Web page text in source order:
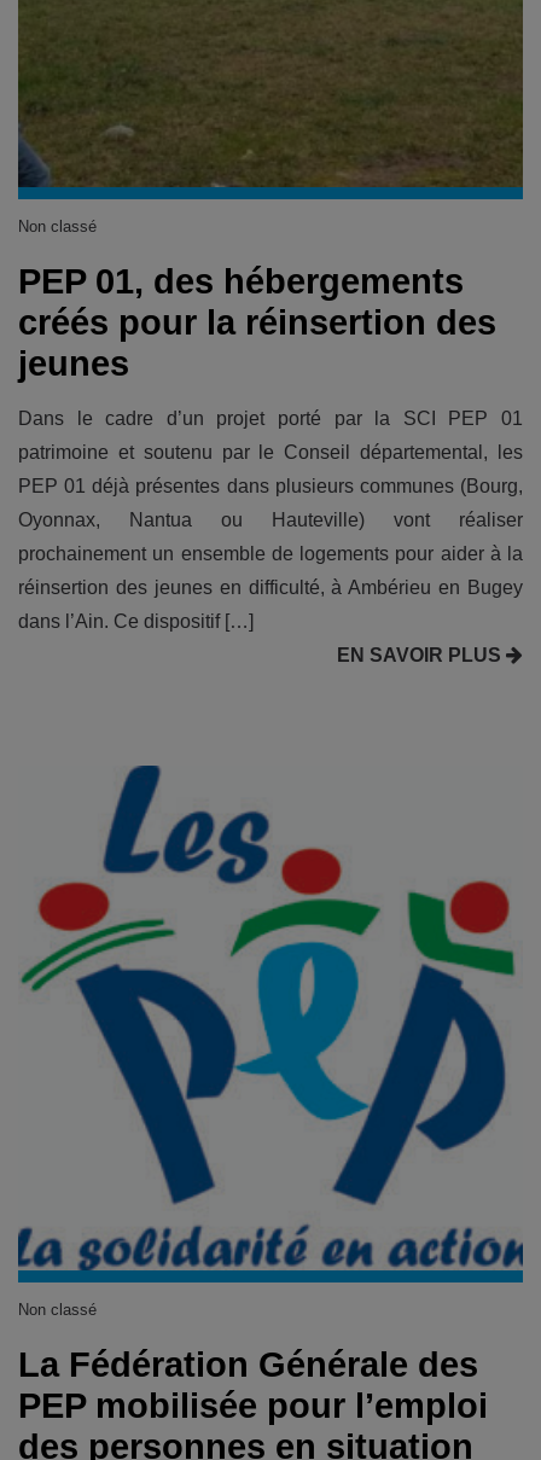
Non classé
PEP 01, des hébergements
créés pour la réinsertion des
jeunes
Dans le cadre d’un projet porté par la SCI PEP 01
patrimoine et soutenu par le Conseil départemental, les
PEP 01 déjà présentes dans plusieurs communes (Bourg,
Oyonnax, Nantua ou Hauteville) vont réaliser
prochainement un ensemble de logements pour aider à la
réinsertion des jeunes en difficulté, à Ambérieu en Bugey
dans l’Ain. Ce dispositif […]
EN SAVOIR PLUS
Non classé
La Fédération Générale des
PEP mobilisée pour l’emploi
des personnes en situation